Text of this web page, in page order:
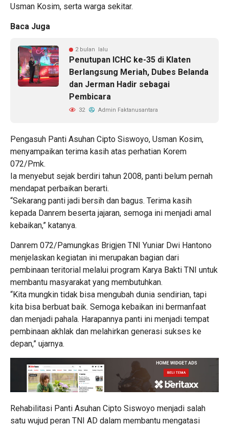
Usman Kosim, serta warga sekitar.
Baca Juga
2 bulan lalu
Penutupan ICHC ke-35 di Klaten
Berlangsung Meriah, Dubes Belanda
dan Jerman Hadir sebagai
Pembicara
32 Admin Faktanusantara
Pengasuh Panti Asuhan Cipto Siswoyo, Usman Kosim,
menyampaikan terima kasih atas perhatian Korem
072/Pmk.
Ia menyebut sejak berdiri tahun 2008, panti belum pernah
mendapat perbaikan berarti.
“Sekarang panti jadi bersih dan bagus. Terima kasih
kepada Danrem beserta jajaran, semoga ini menjadi amal
kebaikan,” katanya.
Danrem 072/Pamungkas Brigjen TNI Yuniar Dwi Hantono
menjelaskan kegiatan ini merupakan bagian dari
pembinaan teritorial melalui program Karya Bakti TNI untuk
membantu masyarakat yang membutuhkan.
“Kita mungkin tidak bisa mengubah dunia sendirian, tapi
kita bisa berbuat baik. Semoga kebaikan ini bermanfaat
dan menjadi pahala. Harapannya panti ini menjadi tempat
pembinaan akhlak dan melahirkan generasi sukses ke
depan,” ujarnya.
Rehabilitasi Panti Asuhan Cipto Siswoyo menjadi salah
satu wujud peran TNI AD dalam membantu mengatasi